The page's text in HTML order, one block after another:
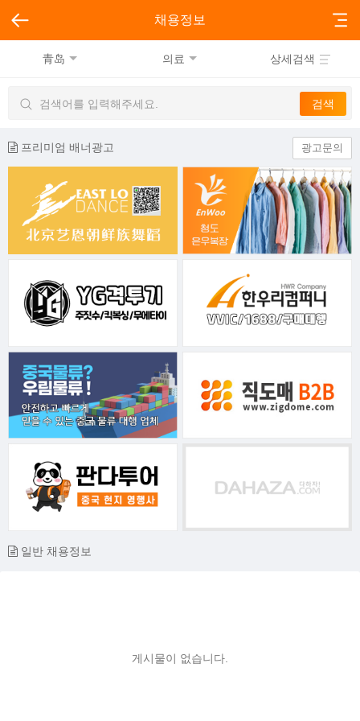
채용정보
青岛 의료 상세검색
프리미엄 배너광고 광고문의
일반 채용정보
게시물이 없습니다.